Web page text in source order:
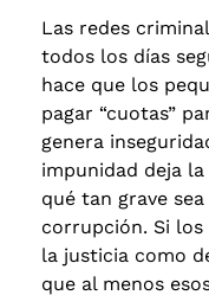
Las redes
todos los días
hace que los
pagar “cuotas”
genera
impunidad deja
qué tan grave
corrupción. Si los
la justicia como
que al menos